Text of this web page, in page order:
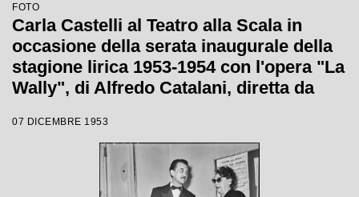
FOTO
Carla Castelli al Teatro alla Scala in
occasione della serata inaugurale della
stagione lirica 1953-1954 con l'opera "La
Wally", di Alfredo Catalani, diretta da
Tatiana Pavlova
07 DICEMBRE 1953